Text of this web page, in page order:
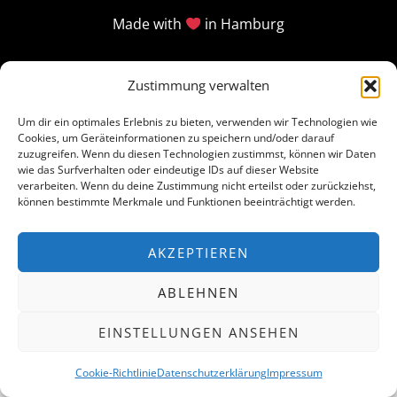
Zustimmung verwalten
Um dir ein optimales Erlebnis zu bieten, verwenden wir Technologien wie
Cookies, um Geräteinformationen zu speichern und/oder darauf
zuzugreifen. Wenn du diesen Technologien zustimmst, können wir Daten
wie das Surfverhalten oder eindeutige IDs auf dieser Website
verarbeiten. Wenn du deine Zustimmung nicht erteilst oder zurückziehst,
können bestimmte Merkmale und Funktionen beeinträchtigt werden.
AKZEPTIEREN
ABLEHNEN
EINSTELLUNGEN ANSEHEN
Cookie-RichtlinieDatenschutzerklärungImpressum
Made with in Hamburg